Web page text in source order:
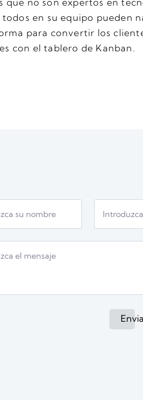
en su equipo pueden
para convertir los
con el tablero de Kanban.